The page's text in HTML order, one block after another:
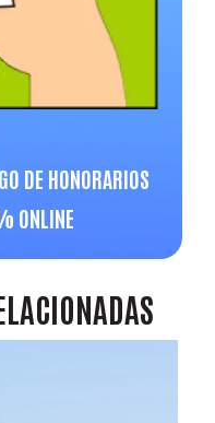
DE HONORARIOS
ONLINE